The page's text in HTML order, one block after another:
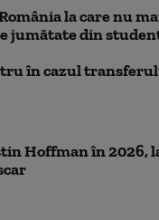
la care nu
jumătate din
în cazul
Hoffman în 2026,